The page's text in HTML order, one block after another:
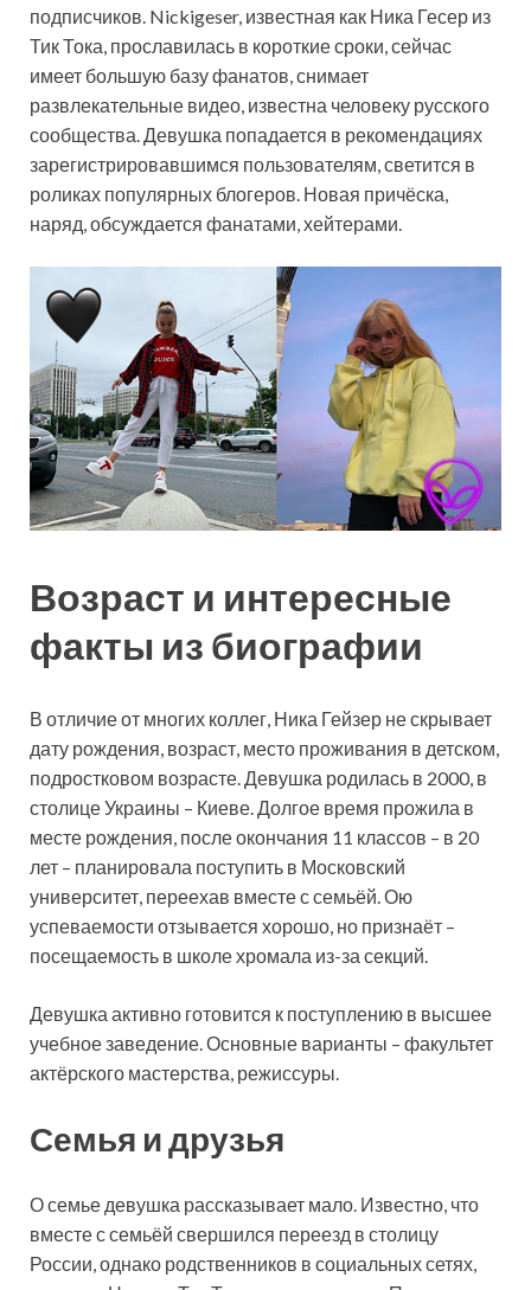
подписчиков. Nickigeser, известная как Ника Гесер из
Тик Тока, прославилась в короткие сроки, сейчас
имеет большую базу фанатов, снимает
развлекательные видео, известна человеку русского
сообщества. Девушка попадается в рекомендациях
зарегистрировавшимся пользователям, светится в
роликах популярных блогеров. Новая причёска,
наряд, обсуждается фанатами, хейтерами.
Возраст и интересные
факты из биографии
В отличие от многих коллег, Ника Гейзер не скрывает
дату рождения, возраст, место проживания в детском,
подростковом возрасте. Девушка родилась в 2000, в
столице Украины – Киеве. Долгое время прожила в
месте рождения, после окончания 11 классов – в 20
лет – планировала поступить в Московский
университет, переехав вместе с семьёй. Ою
успеваемости отзывается хорошо, но признаёт –
посещаемость в школе хромала из-за секций.
Девушка активно готовится к поступлению в высшее
учебное заведение. Основные варианты – факультет
актёрского мастерства, режиссуры.
Семья и друзья
О семье девушка рассказывает мало. Известно, что
вместе с семьёй свершился переезд в столицу
России, однако родственников в социальных сетях,